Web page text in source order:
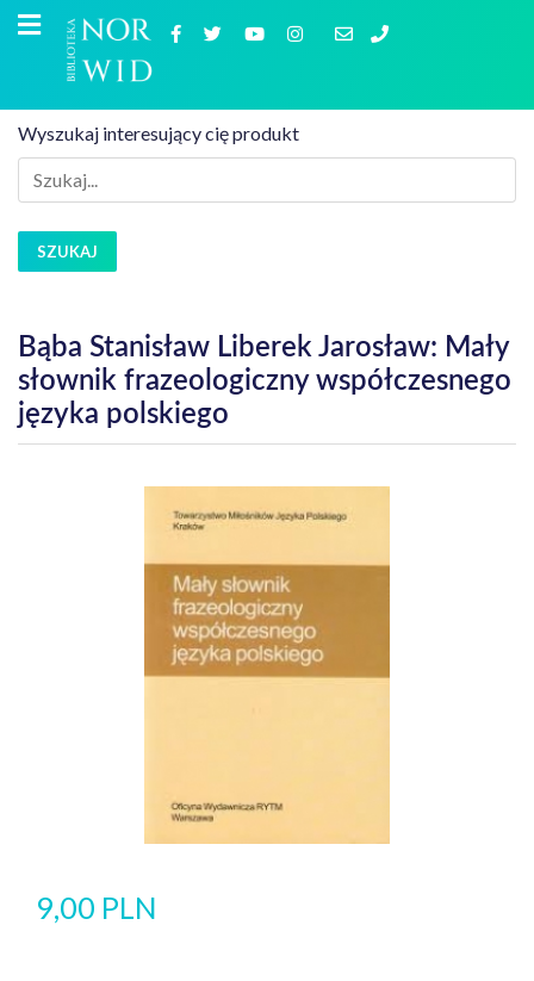
Wyszukaj interesujący cię produkt
SZUKAJ
Bąba Stanisław Liberek Jarosław: Mały
słownik frazeologiczny współczesnego
języka polskiego
9,00 PLN